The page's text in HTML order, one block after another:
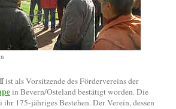
ist als Vorsitzende des Fördervereins der
in Bevern/Osteland bestätigt worden. Die
175-jähriges Bestehen. Der Verein, dessen